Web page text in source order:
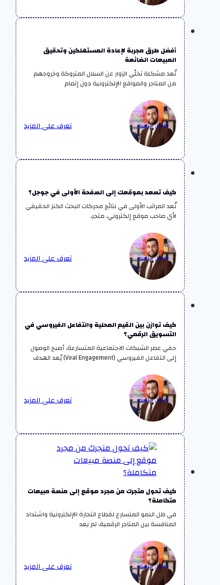
أفضل طرق مجربة لإعادة المستهلكين وتحقيق
المبيعات الضائعة
تُعد مشكلة تخلّي الزوار عن السلال المتروكة وخروجهم
من المتاجر والمواقع الإلكترونية دون إتمام
By بلال إبراهيم تعرف على المزيد
كيف تصعد بموقعك إلى الصفحة الأولى في جوجل؟
تُعد المراتب الأولى في نتائج محركات البحث الكنز الحقيقي
لأي صاحب موقع إلكتروني، متجر،
By بلال إبراهيم تعرف على المزيد
كيف توازن بين القيم المحلية والتفاعل الفيروسي في
التسويق الرقمي؟
حفي عصر الشبكات الاجتماعية المتسارعة، أصبح الوصول
إلى التفاعل الفيروسي (Viral Engagement) يُعد الهدف
By بلال إبراهيم تعرف على المزيد
كيف تحول متجرك من مجرد موقع إلى منصة مبيعات
متكاملة؟
في ظل النمو المتسارع لقطاع التجارة الإلكترونية واشتداد
المنافسة بين المتاجر الرقمية، لم يعد
By بلال إبراهيم تعرف على المزيد